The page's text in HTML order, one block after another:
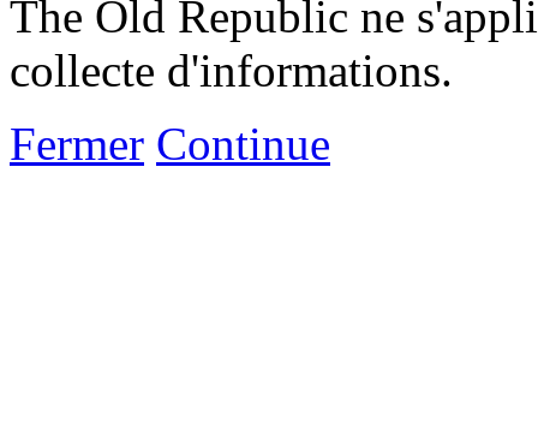
The Old Republic ne
collecte d'informations.
Fermer Continue